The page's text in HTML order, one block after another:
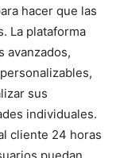
hacer que las
La plataforma
avanzados,
sus
individuales.
cliente 24 horas